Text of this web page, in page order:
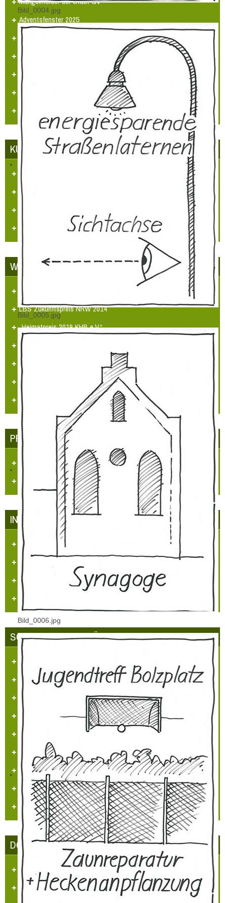
Bild_0004.jpg
Bild_0005.jpg
Bild_0006.jpg
Adventsfenster 2025
Arbeitskreissitzung
Veranstaltungskalender
Jugendarbeit
Orgelbau
KUNST UND KULTUR
Aufgaben und Ziele
Kontakt
Videos
WETTBEWERBE
Unser Dorf hat Zukunft
LBS Zukunftspreis NRW 2014
„Heimatpreis 2019 KHB e.V.“
Heimatpreis Stadt Grevenbroich
BürgerPREIS 2020 Bürgerstiftung GV
„Umweltpreis 2024“ RKN
Urkunden/Preise
PRESSE - ECHO
Dorfzeitung "Et Blättche"
Regionale Presse
INFRASTRUKTUR IN HÜLCHRATH
Kataster/Karten
Handel/Gewerbe
Vereine
Personennahverkehr
SCHLOSS-STADT HÜLCHRATH
Ansichten-Bilder-Filme
Projekt - Info - Planungen
Projekte
Sehenswürdigkeiten
Heimatlied
Hülchrather Literatur
Heimatmaler P.M. Nellen
Vogelwelt in Hülchrath und Umgebung
Jüdisches Leben in Hülchrath
DORFGEMEINSCHAFT HÜLCHRATH
Ziele des Vereins
Satzung